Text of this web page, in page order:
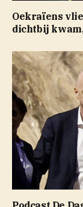
Oekraïens
dichtbij